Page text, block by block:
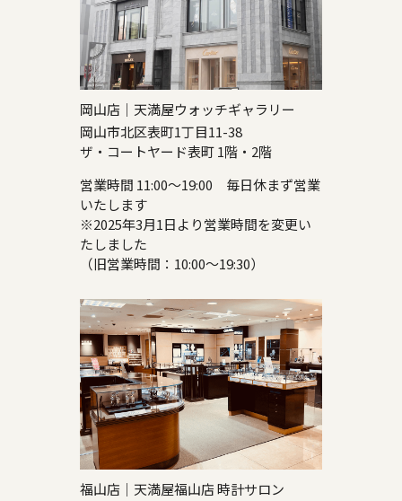
岡山店｜天満屋ウォッチギャラリー
岡山市北区表町1丁目11-38
ザ・コートヤード表町 1階・2階
営業時間 11:00～19:00 毎日休まず営業
いたします
※2025年3月1日より営業時間を変更い
たしました
（旧営業時間：10:00～19:30）
福山店｜天満屋福山店 時計サロン